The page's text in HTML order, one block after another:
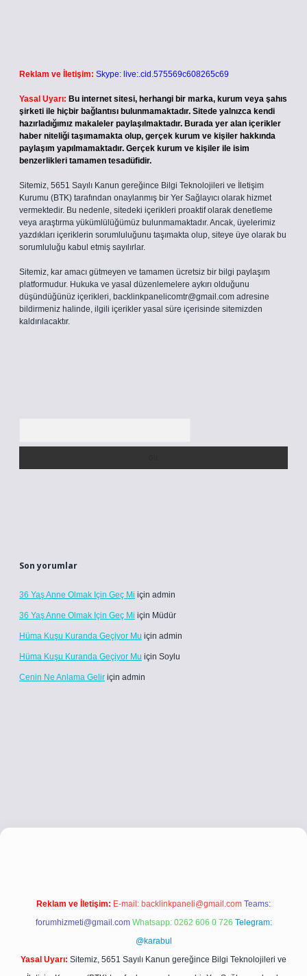
Reklam ve İletişim: Skype: live:.cid.575569c608265c69
Yasal Uyarı: Bu internet sitesi, herhangi bir marka, kurum veya şahıs
şirketi ile hiçbir bağlantısı bulunmamaktadır. Sitede yalnızca kendi
hazırladığımız makaleler paylaşılmaktadır. Burada yer alan içerikler
haber niteliği taşımamakta olup, gerçek kurum ve kişiler hakkında
paylaşım yapılmamaktadır. Gerçek kurum ve kişiler ile isim
benzerlikleri tamamen tesadüfidir.
Sitemiz, 5651 Sayılı Kanun gereğince Bilgi Teknolojileri ve İletişim
Kurumu (BTK) tarafından onaylanmış bir Yer Sağlayıcı olarak hizmet
vermektedir. Bu nedenle, sitedeki içerikleri proaktif olarak denetleme
veya araştırma yükümlülüğümüz bulunmamaktadır. Ancak, üyelerimiz
yazdıkları içeriklerin sorumluluğunu taşımakta olup, siteye üye olarak bu
sorumluluğu kabul etmiş sayılırlar.
Sitemiz, kar amacı gütmeyen ve tamamen ücretsiz bir bilgi paylaşım
platformudur. Hukuka ve yasal düzenlemelere aykırı olduğunu
düşündüğünüz içerikleri, backlinkpanelicomtr@gmail.com adresine
bildirmeniz halinde, ilgili içerikler yasal süre içerisinde sitemizden
kaldırılacaktır.
Son yorumlar
36 Yaş Anne Olmak Için Geç Mi için admin
36 Yaş Anne Olmak Için Geç Mi için Müdür
Hüma Kuşu Kuranda Geçiyor Mu için admin
Hüma Kuşu Kuranda Geçiyor Mu için Soylu
Cenin Ne Anlama Gelir için admin
betci girişbetci girişhiltonbet yeni giriş
Reklam ve İletişim: E-mail: backlinkpaneli@gmail.com Teams:
forumhizmeti@gmail.com Whatsapp: 0262 606 0 726 Telegram:
@karabul
Yasal Uyarı: Sitemiz, 5651 Sayılı Kanun gereğince Bilgi Teknolojileri ve